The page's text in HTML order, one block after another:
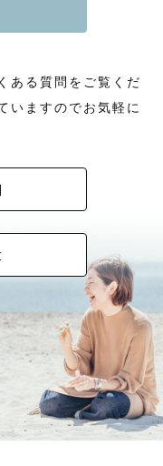
ある質問をご覧くだ
いますのでお気軽に